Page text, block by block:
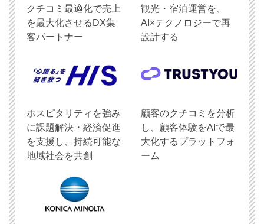
クチコミ最適化で売上
を最大化させるDX集
客パートナー
観光・宿泊運営を、
AI×テクノロジーで再
設計する
ホスピタリティを強み
に課題解決・経済促進
を支援し、持続可能な
地域社会を共創
顧客のクチコミを分析
し、顧客体験をAIで最
大化するプラットフォ
ーム